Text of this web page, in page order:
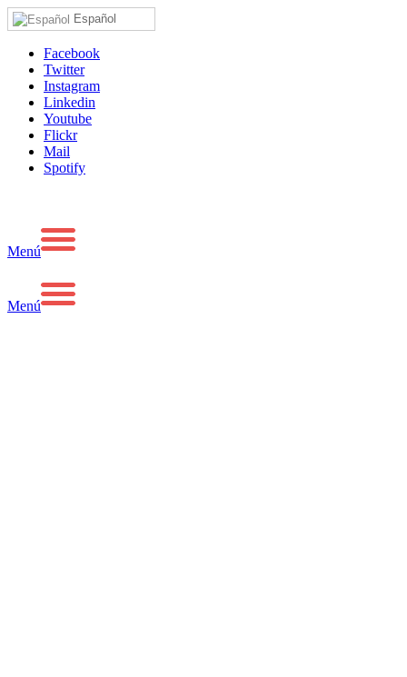
Español
Facebook
Twitter
Instagram
Linkedin
Youtube
Flickr
Mail
Spotify
Menú
Menú